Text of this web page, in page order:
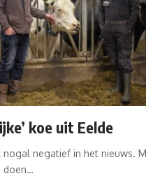
koe uit Eelde
nogal negatief in het nieuws.
doen…